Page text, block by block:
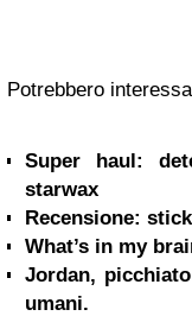
Potrebbero
Super haul:
starwax
Recensione:
What’s in my
Jordan,
umani.